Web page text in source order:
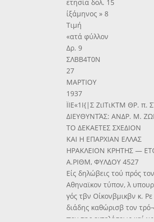
ετησία δολ. 15
ίξάμηνος » 8
Τιμή
«ατά φύλλον
Δρ. 9
ΣΛΒΒ4Τ0Ν
27
ΜΑΡΤΙΟΥ
1937
ΪΙΕ«1Ι{|Σ ΖιΙΤιΚΤΜ ΘΡ. π.
ΔΙΕΥΘΥΝΤΆΣ: ΑΝΔΡ. Μ.
ΤΟ ΔΕΚΑΕΤΕΣ ΣΧΕΔΙΟΝ
ΚΑΙ Η ΕΠΑΡΧΙΑΝ ΕΛΛΑΣ
ΗΡΑΚΛΕΙΟΝ ΚΡΗΤΗΣ —
Α.ΡΙΘΜ, ΦΥΛΔΟΥ 4527
Είς δηλώβεις τού πρός τον
Αθηναϊκον τύπον, λ
γός τβν Οίκονβμικβν κ. Ρε
διάδης καθώρισβ τον τρό¬
πον της εκτελέσεως καί